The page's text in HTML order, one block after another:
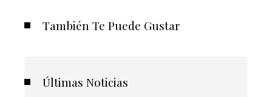
También Te Puede Gustar
Últimas Noticias